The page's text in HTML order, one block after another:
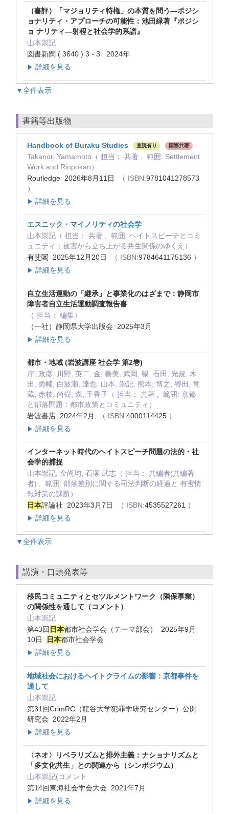
（書評）「マジョリティ特権」の本質を問う―ポジシ
ョナリティ・アプローチの可能性：池田緑著『ポジシ
ョ ナリティ―射程と社会学的系譜』
山本崇記
図書新聞 ( 3640 ) 3 - 3 2024年
▶ 詳細を見る
▼全件表示
書籍等出版物
Handbook of Buraku Studies 査読有り 国際共著
Takanori Yamamoto（ 担当： 共著 , 範囲: Settlement
Work and Rinpokan）
Routledge 2026年8月11日
（ ISBN:9781041278573
）
▶ 詳細を見る
エスニック・マイノリティの社会学
山本崇記（ 担当： 共著 , 範囲: ヘイトスピーチとコミ
ュニティ：被害から立ち上がる共生関係のゆくえ）
有斐閣 2025年12月20日
（ ISBN:9784641175136 ）
▶ 詳細を見る
自立生活運動の「継承」と事業化のはざまで：静岡市
障害者自立生活運動調査報告書
（ 担当： 編集）
（一社）静岡県大学出版会 2025年3月
▶ 詳細を見る
都市・地域 (岩波講座 社会学 第2巻)
岸, 政彦, 川野, 英二, 金, 善美, 武岡, 暢, 石田, 光規, 木
田, 勇輔, 白波瀬, 達也, 山本, 崇記, 熊本, 博之, 轡田, 竜
蔵, 赤枝, 尚樹, 森, 千香子（ 担当： 共著 , 範囲: 京都
と部落問題：都市政策とコミュニティ）
岩波書店 2024年2月
（ ISBN:4000114425 ）
▶ 詳細を見る
インターネット時代のヘイトスピーチ問題の法的・社
会学的捕捉
山本崇記, 金尚均, 石塚 武志（ 担当： 共編者(共編著
者) , 範囲: 部落差別に関する司法判断の経過と 有害情
報対策の課題）
日本評論社 2023年3月7日 （ ISBN:4535527261 ）
▶ 詳細を見る
▼全件表示
講演・口頭発表等
移民コミュニティとセツルメントワーク（隣保事業）
の関係性を通して（コメント）
山本崇記
第43回 日本都市社会学会（テーマ部会） 2025年9月
10日
日本都市社会学会
▶ 詳細を見る
地域社会におけるヘイトクライムの影響：京都事件を
通して
山本崇記
第31回CrimRC（龍谷大学犯罪学研究センター）公開
研究会 2022年2月
▶ 詳細を見る
〈ネオ〉リベラリズムと排外主義：ナショナリズムと
「多文化共生」との関連から（シンポジウム）
山本崇記(コメント
第14回東海社会学会大会 2021年7月
▶ 詳細を見る